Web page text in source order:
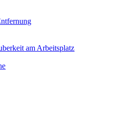
am Arbeitsplatz